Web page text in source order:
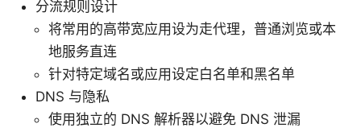
分流规则设计
将常用的高带宽应用设为走代理，普通浏览或本
地服务直连
针对特定域名或应用设定白名单和黑名单
DNS 与隐私
使用独立的 DNS 解析器以避免 DNS 泄漏